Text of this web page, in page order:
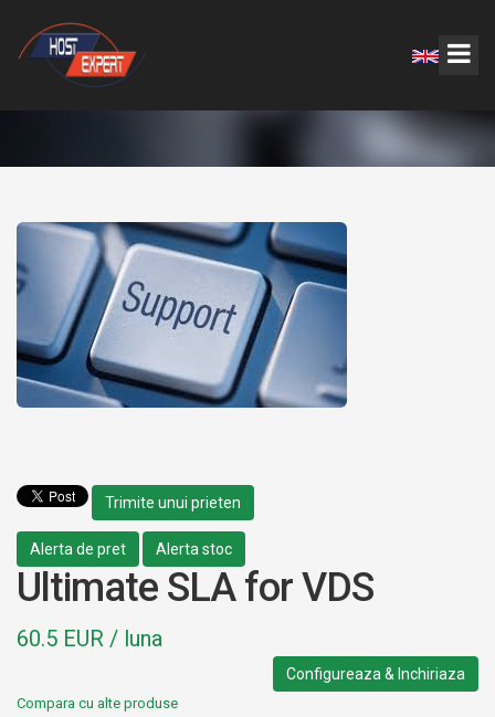
Trimite unui prieten
Alerta de pret Alerta stoc
Ultimate SLA for VDS
60.5 EUR / luna
Configureaza & Inchiriaza
Compara cu alte produse